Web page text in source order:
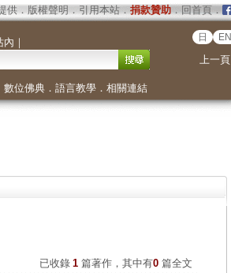
供． 版權聲明 ． 引用本站． 捐款贊助．回首頁．
內 ｜ 日 EN
上一頁
數位佛典． 語言教學． 相關連結
已收錄 1 篇著作，其中有0篇全文